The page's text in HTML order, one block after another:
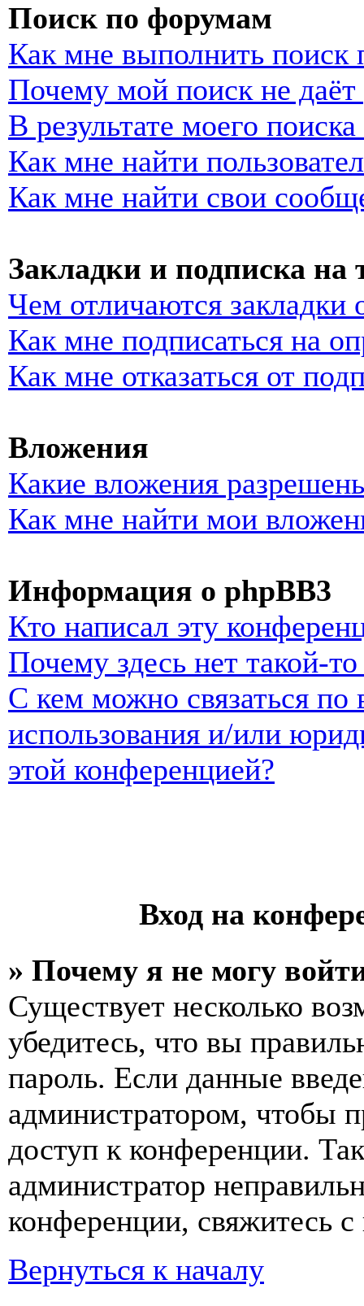
Поиск по форумам
Как мне выполнить
Почему мой поиск не даёт
В результате моего
Как мне найти
Как мне найти свои
Закладки и подписка на
Чем отличаются закладки
Как мне подписаться на
Как мне отказаться от
Вложения
Какие вложения
Как мне найти мои
Информация о phpBB3
Кто написал эту
Почему здесь нет такой-
С кем можно связаться по
использования и/или
этой конференцией?
Вход на
» Почему я не могу
Существует несколько
убедитесь, что вы
пароль. Если данные
администратором, чтобы
доступ к конференции.
администратор
конференции, свяжитесь
Вернуться к началу